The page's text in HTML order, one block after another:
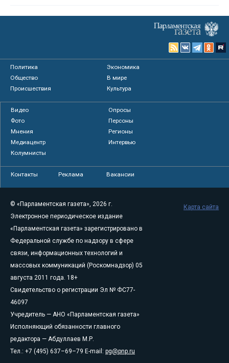
Политика
Экономика
Общество
В мире
Происшествия
Культура
Видео
Опросы
Фото
Персоны
Мнения
Регионы
Медиацентр
Интервью
Колумнисты
Контакты Реклама Вакансии
© «Парламентская газета», 2026 г.
Электронное периодическое издание
«Парламентская газета» зарегистрировано в
Федеральной службе по надзору в сфере
связи, информационных технологий и
массовых коммуникаций (Роскомнадзор) 05
августа 2011 года. 18+
Свидетельство о регистрации Эл № ФС77-
46097
Учредитель — АНО «Парламентская газета»
Исполняющий обязанности главного
редактора — Абдуллаев М.Р.
Тел.: +7 (495) 637–69–79 E-mail: pg@pnp.ru
Карта сайта